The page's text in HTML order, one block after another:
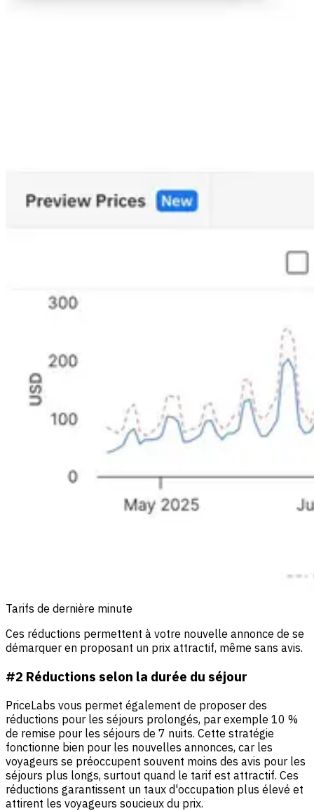
Tarifs de dernière minute
Ces réductions permettent à votre nouvelle annonce de se
démarquer en proposant un prix attractif, même sans avis.
#2 Réductions selon la durée du séjour
PriceLabs vous permet également de proposer des
réductions pour les séjours prolongés, par exemple 10 %
de remise pour les séjours de 7 nuits. Cette stratégie
fonctionne bien pour les nouvelles annonces, car les
voyageurs se préoccupent souvent moins des avis pour les
séjours plus longs, surtout quand le tarif est attractif. Ces
réductions garantissent un taux d'occupation plus élevé et
attirent les voyageurs soucieux du prix.